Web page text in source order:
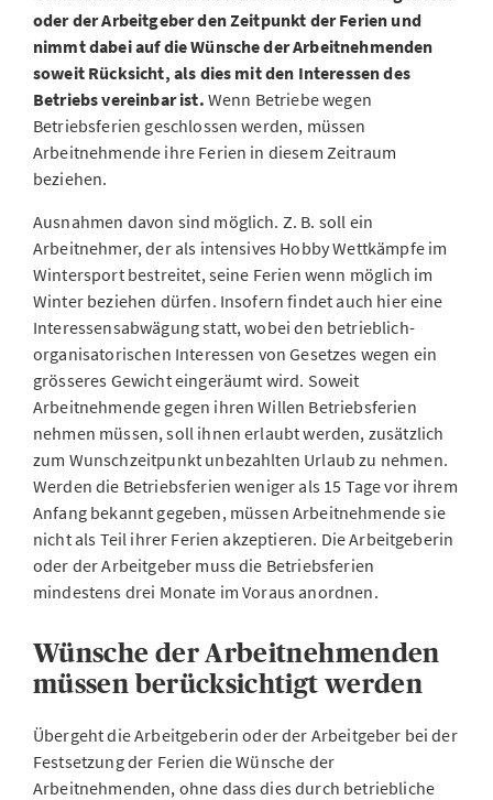
oder der Arbeitgeber den Zeitpunkt der Ferien und
nimmt dabei auf die Wünsche der Arbeitnehmenden
soweit Rücksicht, als dies mit den Interessen des
Betriebs vereinbar ist. Wenn Betriebe wegen
Betriebsferien geschlossen werden, müssen
Arbeitnehmende ihre Ferien in diesem Zeitraum
beziehen.
Ausnahmen davon sind möglich. Z. B. soll ein
Arbeitnehmer, der als intensives Hobby Wettkämpfe im
Wintersport bestreitet, seine Ferien wenn möglich im
Winter beziehen dürfen. Insofern findet auch hier eine
Interessensabwägung statt, wobei den betrieblich-
organisatorischen Interessen von Gesetzes wegen ein
grösseres Gewicht eingeräumt wird. Soweit
Arbeitnehmende gegen ihren Willen Betriebsferien
nehmen müssen, soll ihnen erlaubt werden, zusätzlich
zum Wunschzeitpunkt unbezahlten Urlaub zu nehmen.
Werden die Betriebsferien weniger als 15 Tage vor ihrem
Anfang bekannt gegeben, müssen Arbeitnehmende sie
nicht als Teil ihrer Ferien akzeptieren. Die Arbeitgeberin
oder der Arbeitgeber muss die Betriebsferien
mindestens drei Monate im Voraus anordnen.
Wünsche der Arbeitnehmenden
müssen berücksichtigt werden
Übergeht die Arbeitgeberin oder der Arbeitgeber bei der
Festsetzung der Ferien die Wünsche der
Arbeitnehmenden, ohne dass dies durch betriebliche